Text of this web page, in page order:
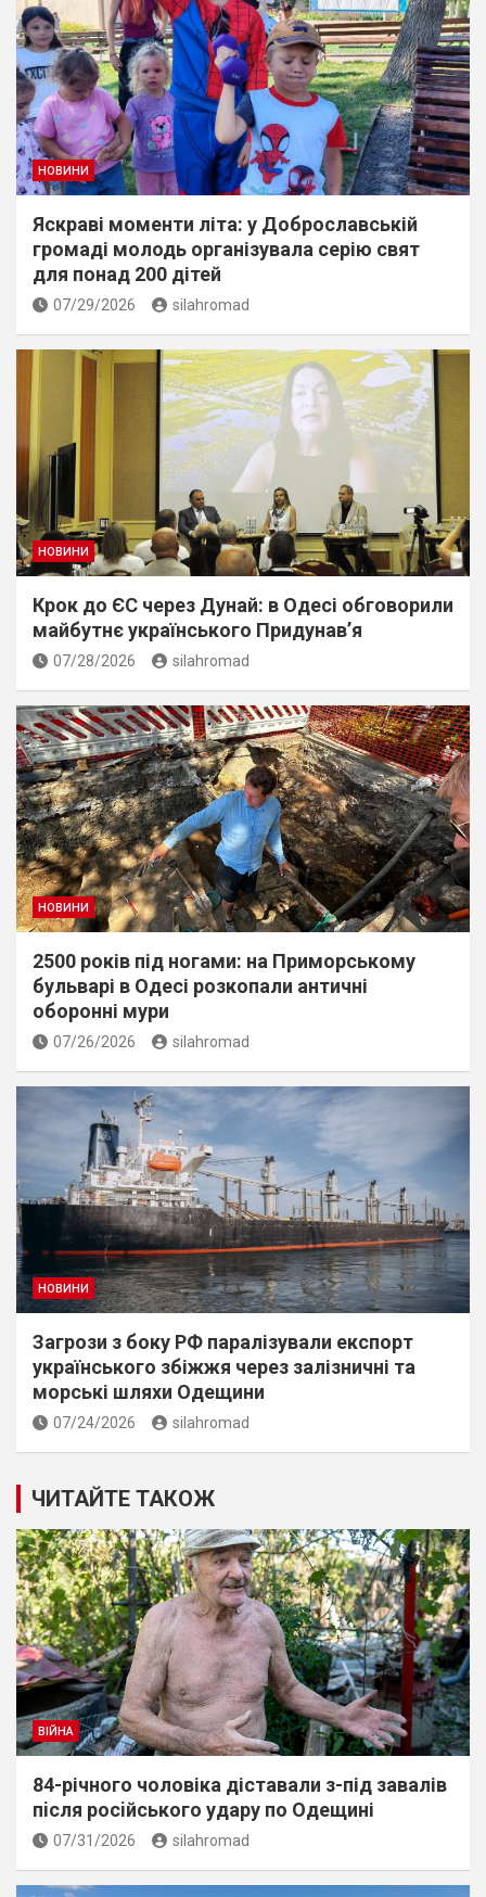
НОВИНИ
Яскраві моменти літа: у Доброславській
громаді молодь організувала серію свят
для понад 200 дітей
07/29/2026 silahromad
НОВИНИ
Крок до ЄС через Дунай: в Одесі обговорили
майбутнє українського Придунав’я
07/28/2026 silahromad
НОВИНИ
2500 років під ногами: на Приморському
бульварі в Одесі розкопали античні
оборонні мури
07/26/2026 silahromad
НОВИНИ
Загрози з боку РФ паралізували експорт
українського збіжжя через залізничні та
морські шляхи Одещини
07/24/2026 silahromad
ЧИТАЙТЕ ТАКОЖ
ВІЙНА
84-річного чоловіка діставали з-під завалів
пiсля росiйського удару по Одещині
07/31/2026 silahromad